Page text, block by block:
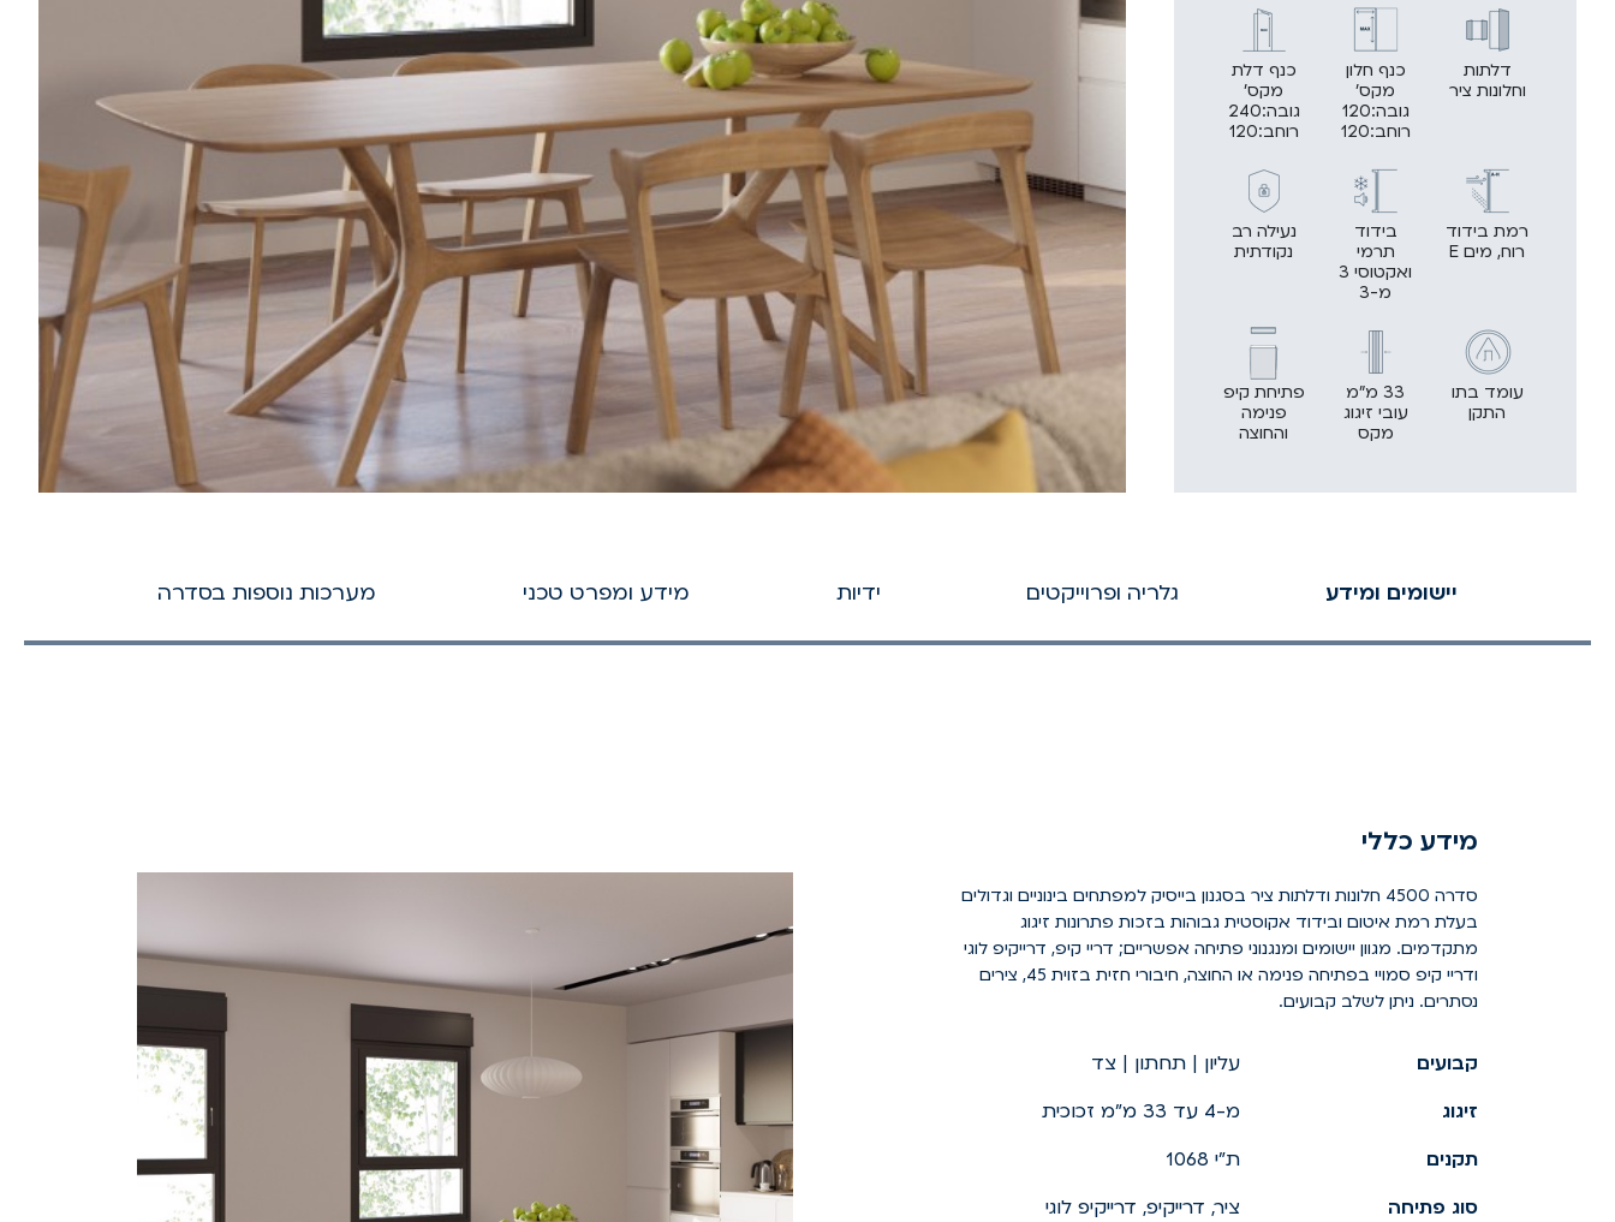
דלתות
וחלונות ציר
כנף חלון
מקס'
גובה:120
רוחב:120
כנף דלת
מקס'
גובה:240
רוחב:120
רמת בידוד
רוח, מים E
בידוד
תרמי
ואקטוסי 3
מ-3
נעילה רב
נקודתית
עומד בתו
התקן
33 מ"מ
עובי זיגוג
מקס
פתיחת קיפ
פנימה
והחוצה
יישומים ומידע גלריה ופרוייקטים ידיות מידע ומפרט טכני מערכות נוספות בסדרה
מידע כללי
סדרה 4500 חלונות ודלתות ציר בסגנון בייסיק למפתחים בינוניים וגדולים
בעלת רמת איטום ובידוד אקוסטית גבוהות בזכות פתרונות זיגוג
מתקדמים. מגוון יישומים ומנגנוני פתיחה אפשריים; דריי קיפ, דרייקיפ לוגי
ודריי קיפ סמויי בפתיחה פנימה או החוצה, חיבורי חזית בזוית 45, צירים
נסתרים. ניתן לשלב קבועים.
קבועים
עליון | תחתון | צד
זיגוג
מ-4 עד 33 מ"מ זכוכית
תקנים
ת"י 1068
סוג פתיחה
ציר, דרייקיפ, דרייקיפ לוגי